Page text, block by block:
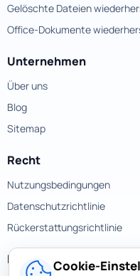
Gelöschte Dateien
Office-Dokumente
Unternehmen
Über uns
Blog
Sitemap
Recht
Nutzungsbedingungen
Datenschutzrichtlinie
Rückerstattungsrichtlinie
KontakteCookie-